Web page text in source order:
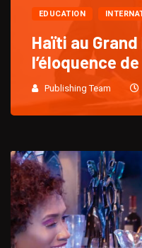
EDUCATION
Haïti au Grand
l’éloquence
Publishing Team